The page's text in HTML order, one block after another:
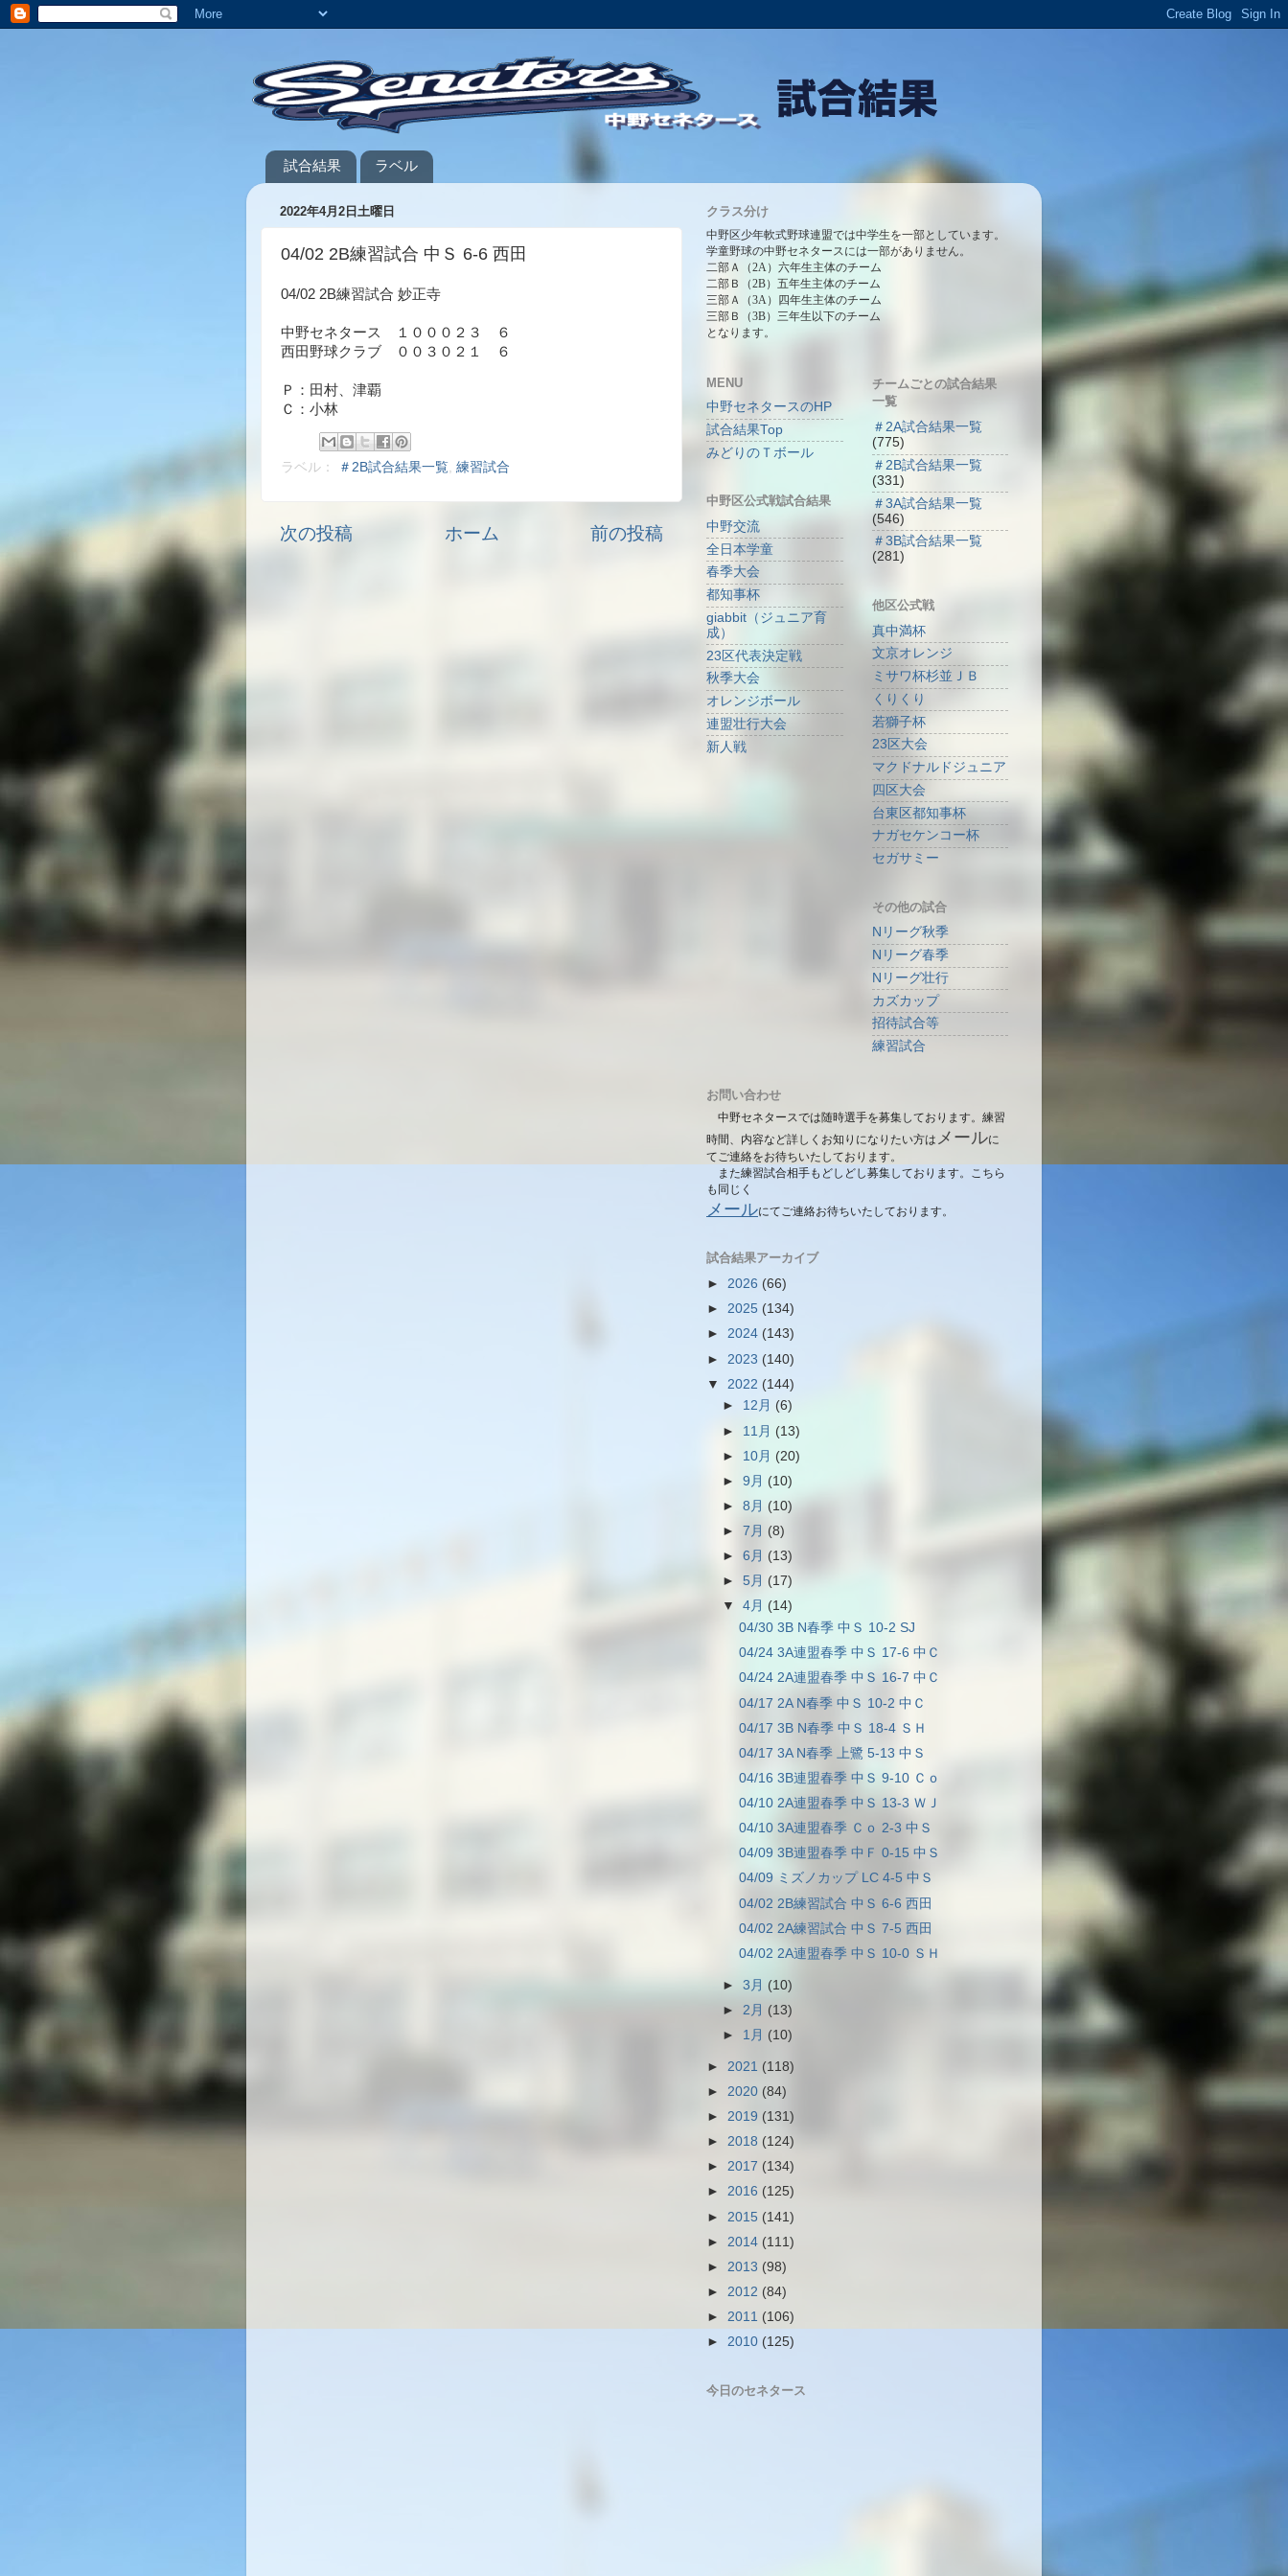
試合結果 ラベル
2022年4月2日土曜日
04/02 2B練習試合 中Ｓ 6-6 西田
04/02 2B練習試合 妙正寺
中野セネタース １０００２３ ６
西田野球クラブ ００３０２１ ６
Ｐ：田村、津覇
Ｃ：小林
ラベル： ＃2B試合結果一覧 練習試合
次の投稿 前の投稿
ホーム
クラス分け
中野区少年軟式野球連盟では中学生を一部としています。
学童野球の中野セネタースには一部がありません。
二部Ａ（2A）六年生主体のチーム
二部Ｂ（2B）五年生主体のチーム
三部Ａ（3A）四年生主体のチーム
三部Ｂ（3B）三年生以下のチーム
となります。
MENU
中野セネタースのHP
試合結果Top
みどりのＴボール
中野区公式戦試合結果
中野交流
全日本学童
春季大会
都知事杯
giabbit（ジュニア育
成）
23区代表決定戦
秋季大会
オレンジボール
連盟壮行大会
新人戦
チームごとの試合結果
一覧
＃2A試合結果一覧
(775)
＃2B試合結果一覧
(331)
＃3A試合結果一覧
(546)
＃3B試合結果一覧
(281)
他区公式戦
真中満杯
文京オレンジ
ミサワ杯杉並ＪＢ
くりくり
若獅子杯
23区大会
マクドナルドジュニア
四区大会
台東区都知事杯
ナガセケンコー杯
セガサミー
その他の試合
Nリーグ秋季
Nリーグ春季
Nリーグ壮行
カズカップ
招待試合等
練習試合
お問い合わせ
中野セネタースでは随時選手を募集しております。練習
時間、内容など詳しくお知りになりたい方は メールに
てご連絡をお待ちいたしております。
また練習試合相手もどしどし募集しております。こちら
も同じく
メールにてご連絡お待ちいたしております。
試合結果アーカイブ
► 2026 (66)
► 2025 (134)
► 2024 (143)
► 2023 (140)
▼ 2022 (144)
► 12月 (6)
► 11月 (13)
► 10月 (20)
►9月 (10)
►8月(10)
►7月 (8)
►6月 (13)
►5月 (17)
▼4月 (14)
04/30 3B N春季 中Ｓ 10-2 SJ
04/24 3A連盟春季 中Ｓ 17-6 中Ｃ
04/24 2A連盟春季 中Ｓ 16-7 中Ｃ
04/17 2A N春季 中Ｓ 10-2 中Ｃ
04/17 3B N春季 中Ｓ 18-4 ＳＨ
04/17 3A N春季 上鷺 5-13 中Ｓ
04/16 3B連盟春季 中Ｓ 9-10 Ｃｏ
04/10 2A連盟春季 中Ｓ 13-3 ＷＪ
04/10 3A連盟春季 Ｃｏ 2-3 中Ｓ
04/09 3B連盟春季 中Ｆ 0-15 中Ｓ
04/09 ミズノカップ LC 4-5 中Ｓ
04/02 2B練習試合 中Ｓ 6-6 西田
04/02 2A練習試合 中Ｓ 7-5 西田
04/02 2A連盟春季 中Ｓ 10-0 ＳＨ
►3月 (10)
► 2月 (13)
► 1月 (10)
► 2021 (118)
► 2020 (84)
► 2019 (131)
► 2018 (124)
► 2017 (134)
► 2016 (125)
► 2015 (141)
► 2014 (111)
► 2013 (98)
► 2012 (84)
► 2011 (106)
► 2010 (125)
今日のセネタース